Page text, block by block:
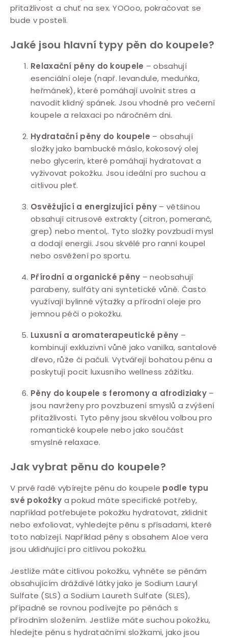
přitažlivost a chuť na sex. YOOoo, pokračovat se
bude v posteli.
Jaké jsou hlavní typy pěn do koupele?
Relaxační pěny do koupele – obsahují
esenciální oleje (např. levandule, meduňka,
heřmánek), které pomáhají uvolnit stres a
navodit klidný spánek. Jsou vhodné pro večerní
koupele a relaxaci po náročném dni.
Hydratační pěny do koupele – obsahují
složky jako bambucké máslo, kokosový olej
nebo glycerin, které pomáhají hydratovat a
vyživovat pokožku. Jsou ideální pro suchou a
citlivou pleť.
Osvěžující a energizující pěny – většinou
obsahují citrusové extrakty (citron, pomeranč,
grep) nebo mentol,. Tyto složky povzbudí mysl
a dodají energii. Jsou skvělé pro ranní koupel
nebo osvěžení po sportu.
Přírodní a organické pěny – neobsahují
parabeny, sulfáty ani syntetické vůně. Často
využívají bylinné výtažky a přírodní oleje pro
jemnou péči o pokožku.
Luxusní a aromaterapeutické pěny –
kombinují exkluzivní vůně jako vanilka, santalové
dřevo, růže či pačuli. Vytvářejí bohatou pěnu a
poskytují pocit luxusního wellness zážitku.
Pěny do koupele s feromony a afrodiziaky –
jsou navrženy pro povzbuzení smyslů a zvýšení
přitažlivosti. Tyto pěny jsou skvělou volbou pro
romantické koupele nebo jako součást
smyslné relaxace.
Jak vybrat pěnu do koupele?
V prvé řadě vybírejte pěnu do koupele podle typu
své pokožky a pokud máte specifické potřeby,
například potřebujete pokožku hydratovat, zklidnit
nebo exfoliovat, vyhledejte pěnu s přísadami, které
toto nabízejí. Například pěny s obsahem Aloe vera
jsou uklidňující pro citlivou pokožku.
Jestliže máte citlivou pokožku, vyhněte se pěnám
obsahujícím dráždivé látky jako je Sodium Lauryl
Sulfate (SLS) a Sodium Laureth Sulfate (SLES),
případně se rovnou podívejte po pěnách s
přírodním složením. Jestliže máte suchou pokožku,
hledejte pěnu s hydratačními složkami, jako jsou